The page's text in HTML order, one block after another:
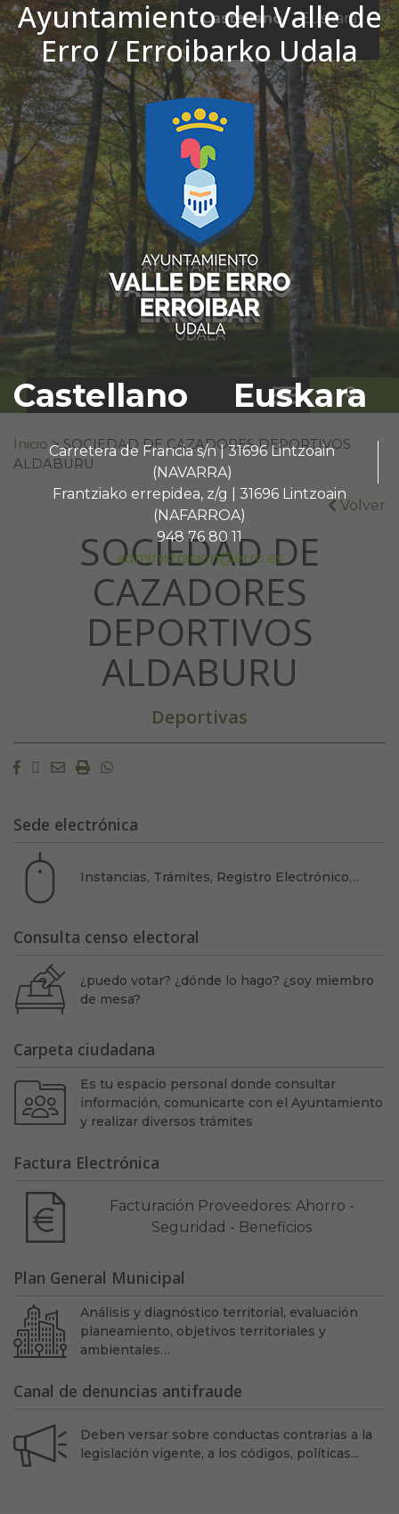
Ayuntamiento del Valle de
Erro / Erroibarko Udala
Castellano Euskara
Carretera de Francia s/n | 31696 Lintzoain
(NAVARRA)
Frantziako errepidea, z/g | 31696 Lintzoain
(NAFARROA)
948 76 80 11
administracion@erro.es
Ir al contenido
Castellano
Euskara
El tiempo - Tutiempo.net
Buscar:
Inicio > SOCIEDAD DE CAZADORES DEPORTIVOS
ALDABURU
Volver
SOCIEDAD DE
CAZADORES
DEPORTIVOS
ALDABURU
Deportivas
Facebook
Twitter
EmailImprimir
Whatsapp
Sede electrónica
Instancias, Trámites, Registro Electrónico…
Consulta censo electoral
¿puedo votar? ¿dónde lo hago? ¿soy miembro
de mesa?
Carpeta ciudadana
Es tu espacio personal donde consultar
información, comunicarte con el Ayuntamiento
y realizar diversos trámites
Factura Electrónica
Facturación Proveedores: Ahorro -
Seguridad - Beneficios
Plan General Municipal
Análisis y diagnóstico territorial, evaluación
planeamiento, objetivos territoriales y
ambientales…
Canal de denuncias antifraude
Deben versar sobre conductas contrarias a la
legislación vigente, a los códigos, políticas...